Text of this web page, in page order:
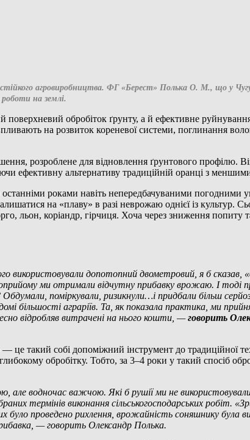
агровиробництва. ФГ «Берест» Полька О. М., що у
на землі.
обробіток ґрунту, а й ефективне
на розвиток кореневої системи, поглинання
розроблене для відновлення ґрунтового профілю.
ефективну альтернативу традиційній оранці з
роками навіть непередбачуваними погодними
на «плаву» в разі неврожаю однієї із культур.
льон, коріандр, гірчиця. Хоча через зниження попиту
використовували допотопний двометровий, я б сказав,
ми отримали відчутну прибавку врожаю. І тоді
поміркували, ризикнули…і придбали більш
більшості аграріїв. Та, як показала практика, ми
відробляв витрачені на нього кошти, —говорить
такий собі допоміжний інструмент до традиційної
обробітку. Тобто, за 3–4 роки у такий спосіб
але водночас важчою. Які б рушії ми не
термінів виконання сільськогосподарських робіт.
було проведено рихлення, врожайність соняшнику була
— говорить Олександр Полька.